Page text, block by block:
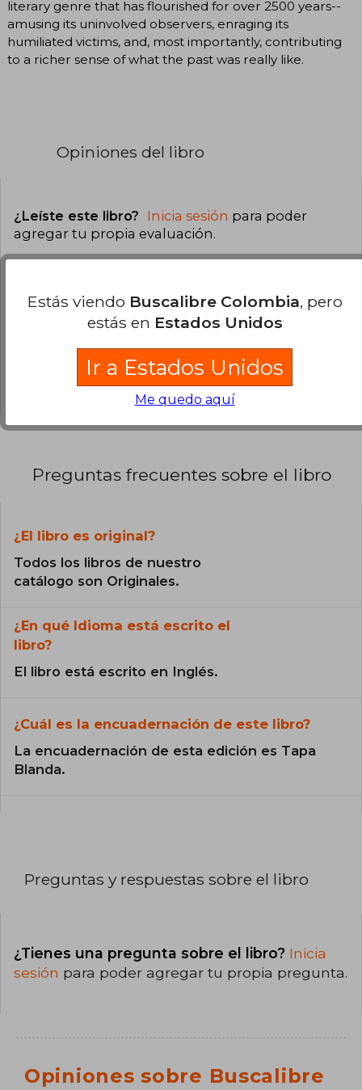
literary genre that has flourished for over 2500 years--
amusing its uninvolved observers, enraging its
humiliated victims, and, most importantly, contributing
to a richer sense of what the past was really like.
Opiniones del libro
¿Leíste este libro? Inicia sesión para poder
agregar tu propia evaluación.
0% (0)
0% (0)
Preguntas frecuentes sobre el libro
¿El libro es original?
Todos los libros de nuestro
catálogo son Originales.
¿En qué Idioma está escrito el
libro?
El libro está escrito en Inglés.
¿Cuál es la encuadernación de este libro?
La encuadernación de esta edición es Tapa
Blanda.
Preguntas y respuestas sobre el libro
¿Tienes una pregunta sobre el libro? Inicia
sesión para poder agregar tu propia pregunta.
Opiniones sobre Buscalibre
Estás viendo Buscalibre Colombia, pero
estás en Estados Unidos
Ir a Estados Unidos
Me quedo aquí